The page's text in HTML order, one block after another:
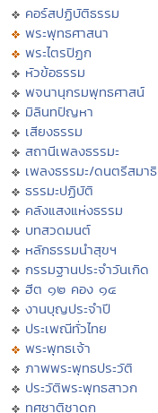
คอร์สปฏิบัติธรรม
พระพุทธศาสนา
พระไตรปิฏก
หัวข้อธรรม
พจนานุกรมพุทธศาสน์
มิลินทปัญหา
เสียงธรรม
สถานีเพลงธรรมะ
เพลงธรรมะ/ดนตรีสมาธิ
ธรรมะปฏิบัติ
คลังแสงแห่งธรรม
บทสวดมนต์
หลักธรรมนำสุขฯ
กรรมฐานประจำวันเกิด
ฮีต ๑๒ คอง ๑๔
งานบุญประจำปี
ประเพณีทั่วไทย
พระพุทธเจ้า
ภาพพระพุทธประวัติ
ประวัติพระพุทธสาวก
ทศชาติชาดก